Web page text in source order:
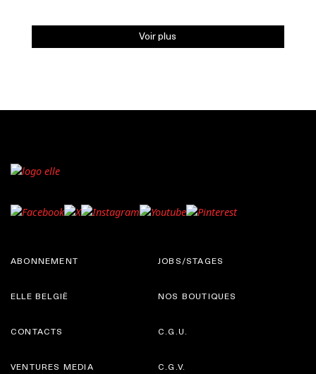
Voir plus
ABONNEMENT
ELLE BELGIË
JOBS/STAGES
NOS BOUTIQUES
CONTACTS
VENTURES MEDIA
C.G.U.
C.G.V.